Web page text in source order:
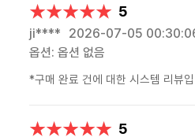
★★★★★
★★★★★ 5
ji**** 2026-07-05
옵션: 옵션 없음
*구매 완료 건에 대한 시스템 리뷰
★★★★★
★★★★★ 5